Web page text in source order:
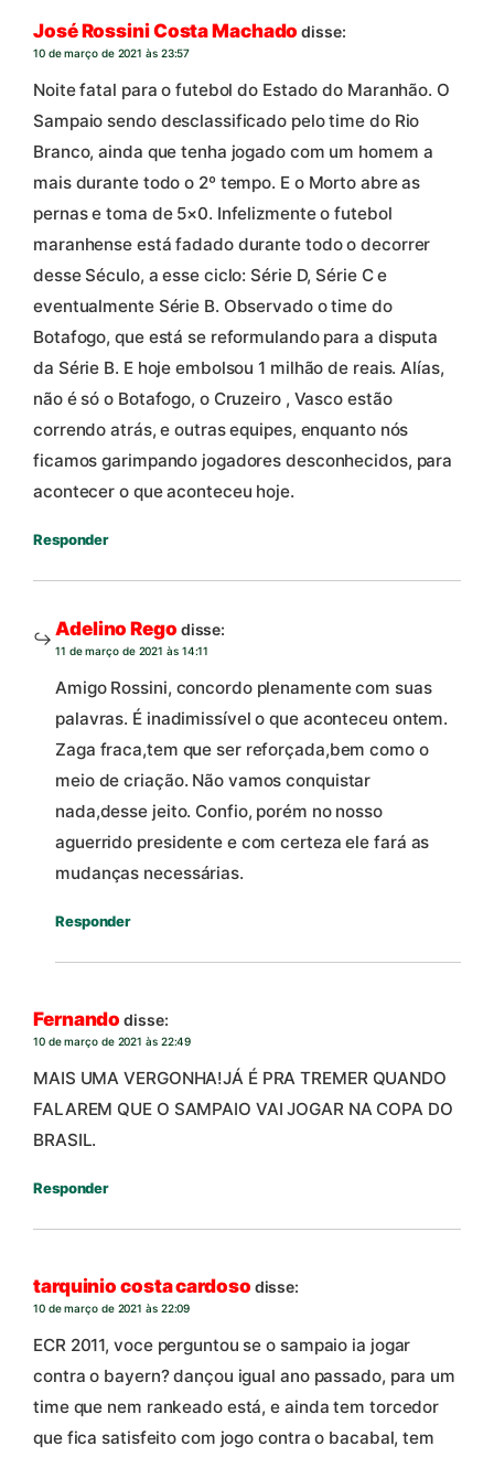
José Rossini Costa Machado disse:
10 de março de 2021 às 23:57
Noite fatal para o futebol do Estado do Maranhão. O
Sampaio sendo desclassificado pelo time do Rio
Branco, ainda que tenha jogado com um homem a
mais durante todo o 2º tempo. E o Morto abre as
pernas e toma de 5×0. Infelizmente o futebol
maranhense está fadado durante todo o decorrer
desse Século, a esse ciclo: Série D, Série C e
eventualmente Série B. Observado o time do
Botafogo, que está se reformulando para a disputa
da Série B. E hoje embolsou 1 milhão de reais. Alías,
não é só o Botafogo, o Cruzeiro , Vasco estão
correndo atrás, e outras equipes, enquanto nós
ficamos garimpando jogadores desconhecidos, para
acontecer o que aconteceu hoje.
Responder
Adelino Rego disse:
11 de março de 2021 às 14:11
Amigo Rossini, concordo plenamente com suas
palavras. É inadimissível o que aconteceu ontem.
Zaga fraca,tem que ser reforçada,bem como o
meio de criação. Não vamos conquistar
nada,desse jeito. Confio, porém no nosso
aguerrido presidente e com certeza ele fará as
mudanças necessárias.
Responder
Fernando disse:
10 de março de 2021 às 22:49
MAIS UMA VERGONHA!JÁ É PRA TREMER QUANDO
FALAREM QUE O SAMPAIO VAI JOGAR NA COPA DO
BRASIL.
Responder
tarquinio costa cardoso disse:
10 de março de 2021 às 22:09
ECR 2011, voce perguntou se o sampaio ia jogar
contra o bayern? dançou igual ano passado, para um
time que nem rankeado está, e ainda tem torcedor
que fica satisfeito com jogo contra o bacabal, tem